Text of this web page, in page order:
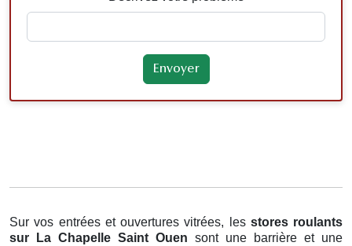
Sur vos entrées et ouvertures vitrées, les stores roulants
sur La Chapelle Saint Ouen sont une barrière et une